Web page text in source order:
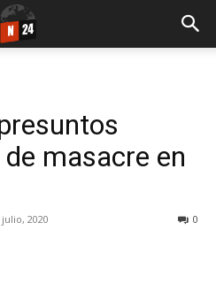
masacre en
2020 0